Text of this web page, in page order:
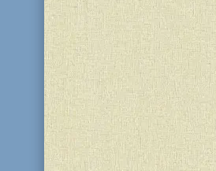
накладывают на нас